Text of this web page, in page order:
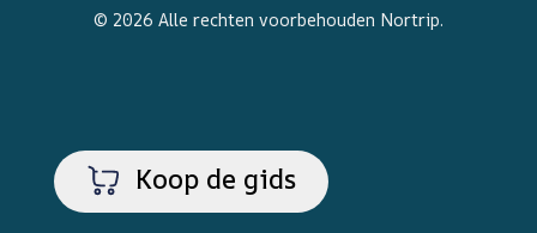
© 2026 Alle rechten voorbehouden Nortrip.
Koop de gids